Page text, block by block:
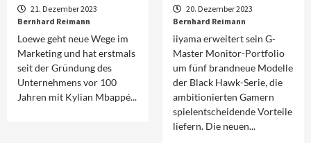
21. Dezember 2023
Bernhard Reimann
Loewe geht neue Wege im
Marketing und hat erstmals
seit der Gründung des
Unternehmens vor 100
Jahren mit Kylian Mbappé...
20. Dezember 2023
Bernhard Reimann
iiyama erweitert sein G-
Master Monitor-Portfolio
um fünf brandneue Modelle
der Black Hawk-Serie, die
ambitionierten Gamern
spielentscheidende Vorteile
liefern. Die neuen...